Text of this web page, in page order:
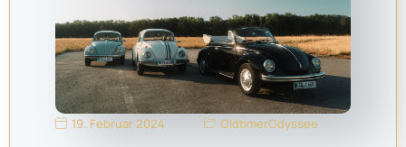
19. Februar 2024 OldtimerOdyssee